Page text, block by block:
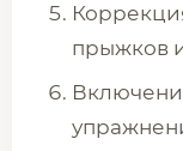
прыжков